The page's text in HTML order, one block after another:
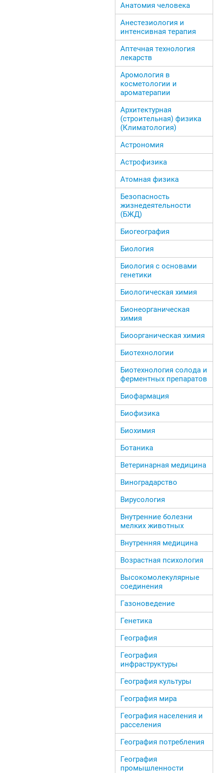
Анатомия человека
Анестезиология и
интенсивная терапия
Аптечная технология
лекарств
Аромология в
косметологии и
ароматерапии
Архитектурная
(строительная) физика
(Климатология)
Астрономия
Астрофизика
Атомная физика
Безопасность
жизнедеятельности
(БЖД)
Биогеография
Биология
Биология с основами
генетики
Биологическая химия
Бионеорганическая
химия
Биоорганическая химия
Биотехнологии
Биотехнология солода и
ферментных препаратов
Биофармация
Биофизика
Биохимия
Ботаника
Ветеринарная медицина
Виноградарство
Вирусология
Внутренние болезни
мелких животных
Внутренняя медицина
Возрастная психология
Высокомолекулярные
соединения
Газоноведение
Генетика
География
География
инфраструктуры
География культуры
География мира
География населения и
расселения
География потребления
География
промышленности